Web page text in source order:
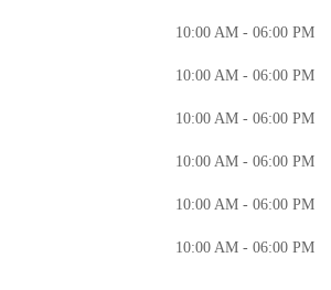
10:00 AM - 06:00 PM
10:00 AM - 06:00 PM
10:00 AM - 06:00 PM
10:00 AM - 06:00 PM
10:00 AM - 06:00 PM
10:00 AM - 06:00 PM